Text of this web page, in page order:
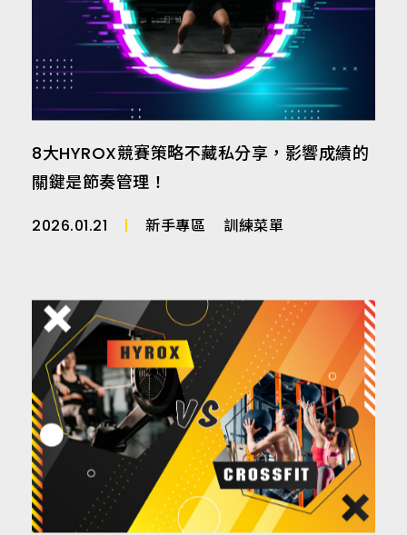
8大HYROX競賽策略不藏私分享，影響成績的
關鍵是節奏管理！
2026.01.21 新手專區 訓練菜單